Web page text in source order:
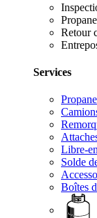
Retour
Services
Propane
Libre-
Solde
Boîtes